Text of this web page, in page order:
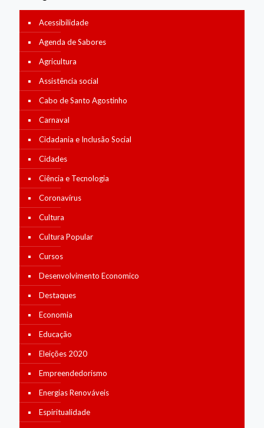
Acessibilidade
Agenda de Sabores
Agricultura
Assistência social
Cabo de Santo Agostinho
Carnaval
Cidadania e Inclusão Social
Cidades
Ciência e Tecnologia
Coronavírus
Cultura
Cultura Popular
Cursos
Desenvolvimento Economico
Destaques
Economia
Educação
Eleições 2020
Empreendedorismo
Energias Renováveis
Espiritualidade